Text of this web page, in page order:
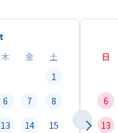
木 金
土
1
6 7
8
13 14
15
日
6
13